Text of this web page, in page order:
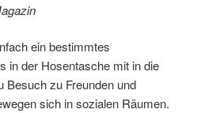
ein bestimmtes
in der Hosentasche mit in die
Besuch zu Freunden und
sich in sozialen Räumen.